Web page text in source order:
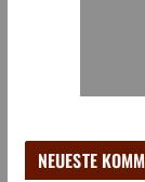
NEUESTE